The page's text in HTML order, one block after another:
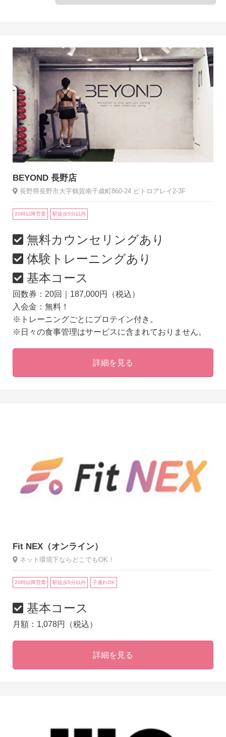
BEYOND 長野店
長野県長野市大字鶴賀南千歳町860-24 ビトロアレイ2-3F
20時以降営業 駅徒歩5分以内
無料カウンセリングあり
体験トレーニングあり
基本コース
回数券：20回｜187,000円（税込）
入会金：無料！
※トレーニングごとにプロテイン付き。
※日々の食事管理はサービスに含まれておりません。
詳細を見る
Fit NEX（オンライン）
ネット環境下ならどこでもOK！
20時以降営業 駅徒歩5分以内 子連れOK
基本コース
月額：1,078円（税込）
詳細を見る